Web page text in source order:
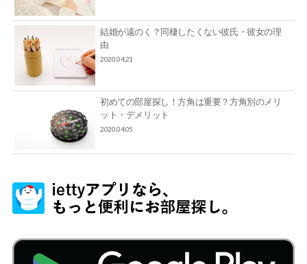
結婚が遠のく？同棲したくない彼氏・彼女の理
由
2020.04.21
初めての部屋探し！方角は重要？方角別のメリ
ット・デメリット
2020.04.05